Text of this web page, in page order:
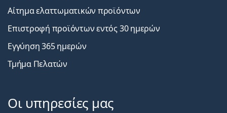
Αίτημα ελαττωματικών προϊόντων
Επιστροφή προϊόντων εντός 30 ημερών
Εγγύηση 365 ημερών
Τμήμα Πελατών
Οι υπηρεσίες μας